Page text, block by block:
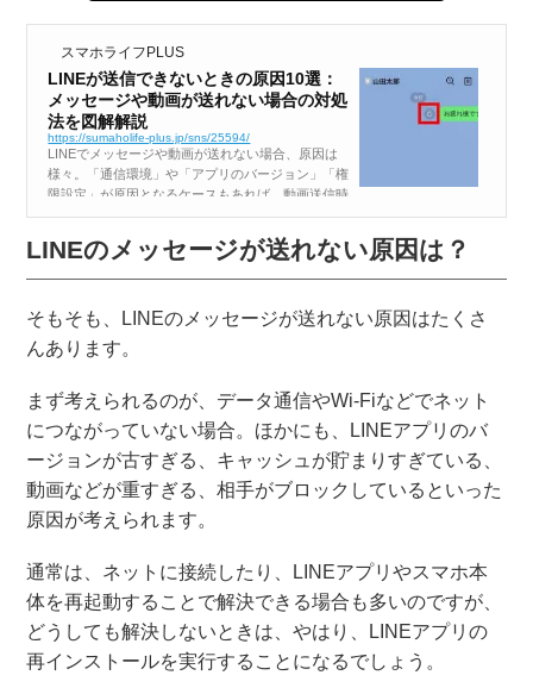
スマホライフPLUS
LINEが送信できないときの原因10選：
メッセージや動画が送れない場合の対処
法を図解解説
https://sumaholife-plus.jp/sns/25594/
LINEでメッセージや動画が送れない場合、原因は
様々。「通信環境」や「アプリのバージョン」「権
限設定」が原因となるケースもあれば、動画送信時
ならばファイルの長さや形式が影響していること
も。 この記事では、LINEが送信できないときの原
因と対処法について、画像付きで解説...
LINEのメッセージが送れない原因は？
そもそも、LINEのメッセージが送れない原因はたくさ
んあります。
まず考えられるのが、データ通信やWi-Fiなどでネット
につながっていない場合。ほかにも、LINEアプリのバ
ージョンが古すぎる、キャッシュが貯まりすぎている、
動画などが重すぎる、相手がブロックしているといった
原因が考えられます。
通常は、ネットに接続したり、LINEアプリやスマホ本
体を再起動することで解決できる場合も多いのですが、
どうしても解決しないときは、やはり、LINEアプリの
再インストールを実行することになるでしょう。